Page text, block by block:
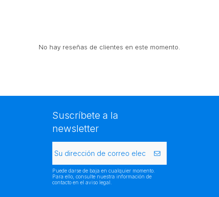
No hay reseñas de clientes en este momento.
Suscríbete a la
newsletter
Puede darse de baja en cualquier momento.
Para ello, consulte nuestra información de
contacto en el aviso legal.